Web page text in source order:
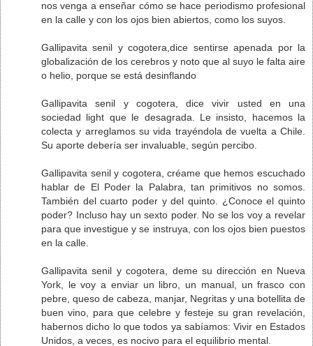
nos venga a enseñar cómo se hace periodismo profesional
en la calle y con los ojos bien abiertos, como los suyos.
Gallipavita senil y cogotera,dice sentirse apenada por la
globalización de los cerebros y noto que al suyo le falta aire
o helio, porque se está desinflando
Gallipavita senil y cogotera, dice vivir usted en una
sociedad light que le desagrada. Le insisto, hacemos la
colecta y arreglamos su vida trayéndola de vuelta a Chile.
Su aporte debería ser invaluable, según percibo.
Gallipavita senil y cogotera, créame que hemos escuchado
hablar de El Poder la Palabra, tan primitivos no somos.
También del cuarto poder y del quinto. ¿Conoce el quinto
poder? Incluso hay un sexto poder. No se los voy a revelar
para que investigue y se instruya, con los ojos bien puestos
en la calle.
Gallipavita senil y cogotera, deme su dirección en Nueva
York, le voy a enviar un libro, un manual, un frasco con
pebre, queso de cabeza, manjar, Negritas y una botellita de
buen vino, para que celebre y festeje su gran revelación,
habernos dicho lo que todos ya sabíamos: Vivir en Estados
Unidos, a veces, es nocivo para el equilibrio mental.